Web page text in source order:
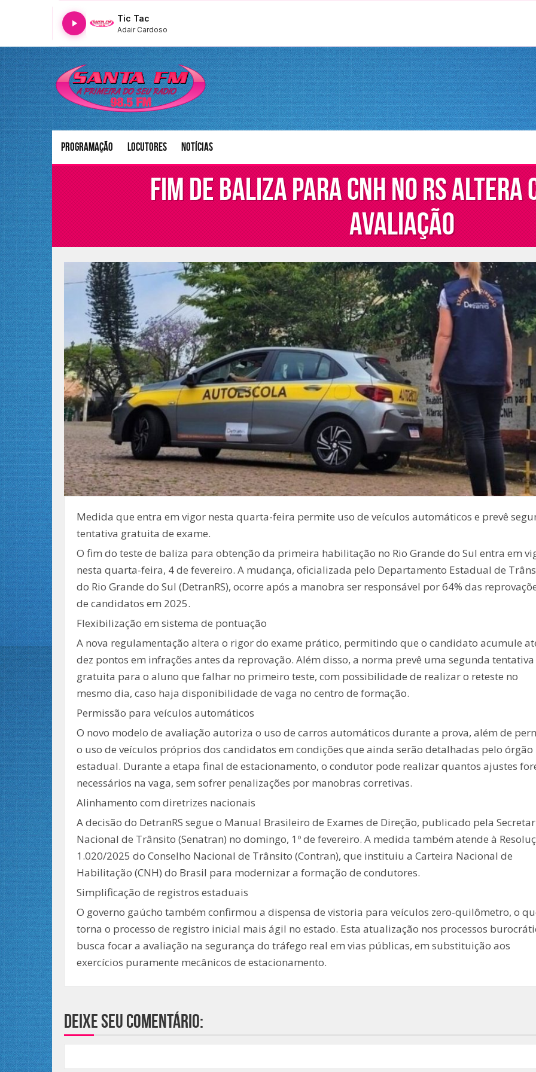
Tic Tac
Adair Cardoso
Programação Locutores Notícias
Fim de baliza para CNH no RS
avaliação
Medida que entra em vigor nesta quarta-feira permite uso de veículos automáticos e prevê
tentativa gratuita de exame.
O fim do teste de baliza para obtenção da primeira habilitação no Rio Grande do Sul entra em
nesta quarta-feira, 4 de fevereiro. A mudança, oficializada pelo Departamento Estadual de
do Rio Grande do Sul (DetranRS), ocorre após a manobra ser responsável por 64% das
de candidatos em 2025.
Flexibilização em sistema de pontuação
A nova regulamentação altera o rigor do exame prático, permitindo que o candidato acumule
dez pontos em infrações antes da reprovação. Além disso, a norma prevê uma segunda tentativa
gratuita para o aluno que falhar no primeiro teste, com possibilidade de realizar o reteste no
mesmo dia, caso haja disponibilidade de vaga no centro de formação.
Permissão para veículos automáticos
O novo modelo de avaliação autoriza o uso de carros automáticos durante a prova, além de
o uso de veículos próprios dos candidatos em condições que ainda serão detalhadas pelo órgão
estadual. Durante a etapa final de estacionamento, o condutor pode realizar quantos ajustes
necessários na vaga, sem sofrer penalizações por manobras corretivas.
Alinhamento com diretrizes nacionais
A decisão do DetranRS segue o Manual Brasileiro de Exames de Direção, publicado pela
Nacional de Trânsito (Senatran) no domingo, 1º de fevereiro. A medida também atende à
1.020/2025 do Conselho Nacional de Trânsito (Contran), que instituiu a Carteira Nacional de
Habilitação (CNH) do Brasil para modernizar a formação de condutores.
Simplificação de registros estaduais
O governo gaúcho também confirmou a dispensa de vistoria para veículos zero-quilômetro, o
torna o processo de registro inicial mais ágil no estado. Esta atualização nos processos
busca focar a avaliação na segurança do tráfego real em vias públicas, em substituição aos
exercícios puramente mecânicos de estacionamento.​
Deixe seu comentário: